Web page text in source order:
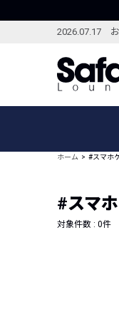
2026.07.17
ブランドから探
新着アイテム
編集部のおすす
ホーム #スマホ
#スマ
対象件数 : 0件